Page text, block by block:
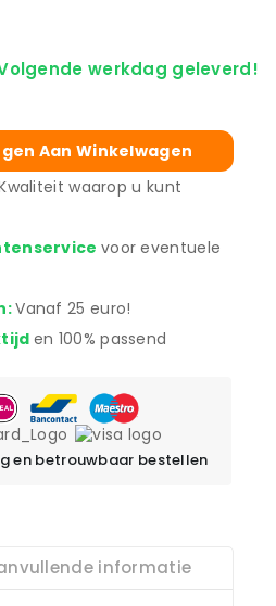
werkdag geleverd!
Aan Winkelwagen
waarop u kunt
voor eventuele
Vanaf 25 euro!
en 100% passend
en betrouwbaar bestellen
informatie